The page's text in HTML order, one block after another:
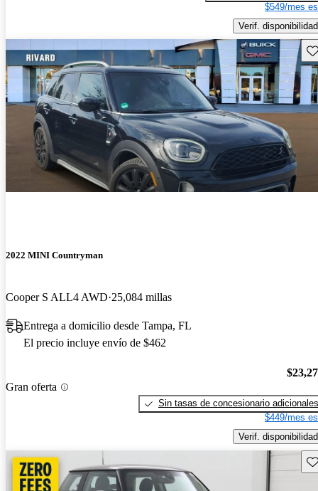
$549/mes
Verif. disponibilidad
2022 MINI Countryman
Cooper S ALL4 AWD 25,084 millas
Entrega a domicilio desde Tampa, FL
El precio incluye envío de $462
Gran oferta
Sin tasas de concesionario adicionales
$449/mes
Verif. disponibilidad